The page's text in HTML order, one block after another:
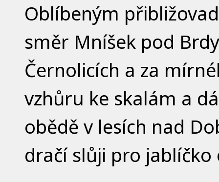
Oblíbeným
směr Mníšek pod
Černolicích a za
vzhůru ke skalám a
obědě v lesích nad
dračí slůji pro jablíčko